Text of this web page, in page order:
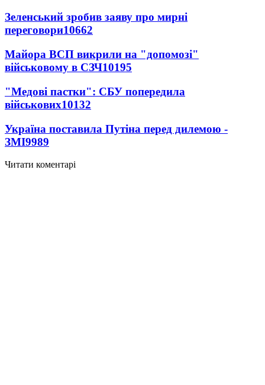
Зеленський зробив заяву про мирні
переговори10662
Майора ВСП викрили на "допомозі"
військовому в СЗЧ10195
"Медові пастки": СБУ попередила
військових10132
Україна поставила Путіна перед дилемою -
ЗМІ9989
Читати коментарі